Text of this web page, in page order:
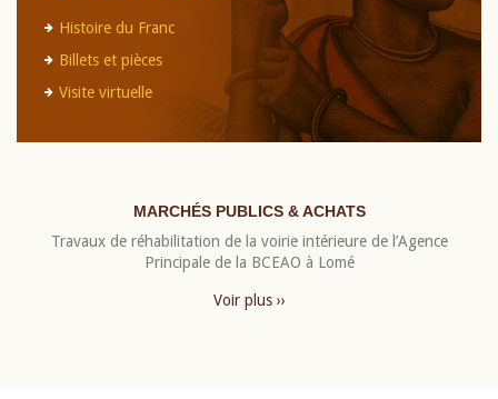
Histoire du Franc
Billets et pièces
Visite virtuelle
MARCHÉS PUBLICS & ACHATS
Travaux de réhabilitation de la voirie intérieure de l’Agence
Principale de la BCEAO à Lomé
Voir plus ››